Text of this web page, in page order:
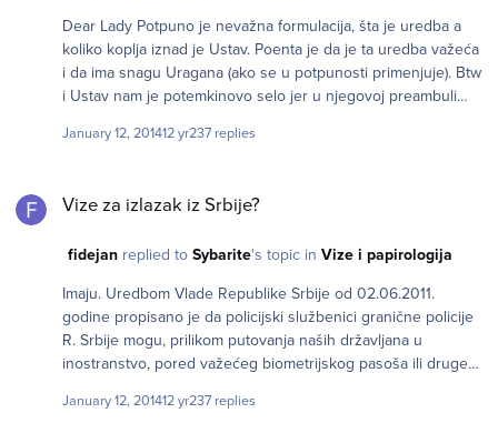
Dear Lady Potpuno je nevažna formulacija, šta je uredba a
koliko koplja iznad je Ustav. Poenta je da je ta uredba važeća
i da ima snagu Uragana (ako se u potpunosti primenjuje). Btw
i Ustav nam je potemkinovo selo jer u njegovoj preambuli
January 12, 201412 yr237 replies
Vize za izlazak iz Srbije?
fidejanreplied to Sybarite's topic in Vize i papirologija
Imaju. Uredbom Vlade Republike Srbije od 02.06.2011.
godine propisano je da policijski službenici granične policije
R. Srbije mogu, prilikom putovanja naših državljana u
inostranstvo, pored važećeg biometrijskog pasoša ili druge
January 12, 201412 yr237 replies